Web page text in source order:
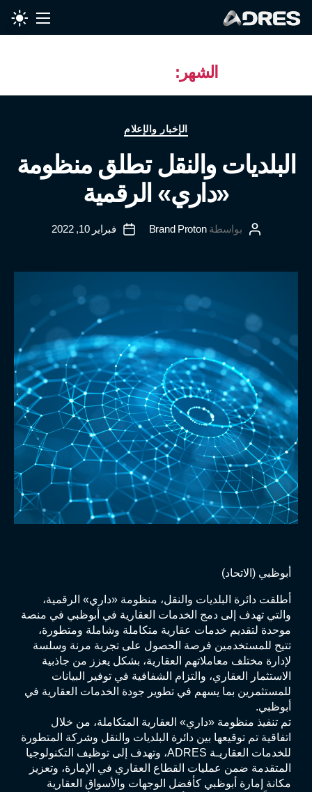
الشهر:
الإخبار والإعلام
البلديات والنقل تطلق منظومة
«داري» الرقمية
بواسطةBrand Proton فبراير 10, 2022
أبوظبي (الاتحاد)
أطلقت دائرة البلديات والنقل، منظومة «داري» الرقمية،
والتي تهدف إلى دمج الخدمات العقارية في أبوظبي في منصة
موحدة لتقديم خدمات عقارية متكاملة وشاملة ومتطورة،
تتيح للمستخدمين فرصة الحصول على تجربة مرنة وسلسة
لإدارة مختلف معاملاتهم العقارية، بشكل يعزز من جاذبية
الاستثمار العقاري، والتزام الشفافية في توفير البيانات
للمستثمرين بما يسهم في تطوير جودة الخدمات العقارية في
أبوظبي.
تم تنفيذ منظومة «داري» العقارية المتكاملة، من خلال
اتفاقية تم توقيعها بين دائرة البلديات والنقل وشركة المتطورة
للخدمات العقاريـة ADRES، وتهدف إلى توظيف التكنولوجيا
المتقدمة ضمن عمليات القطاع العقاري في الإمارة، وتعزيز
مكانة إمارة أبوظبي كأفضل الوجهات والأسواق العقارية